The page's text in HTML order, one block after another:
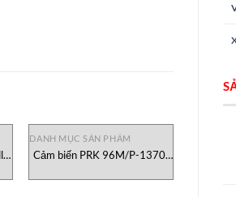
DANH MỤC SẢN PHẨM
Cảm biến PRK 96M/P-1370-
DANH
Biến